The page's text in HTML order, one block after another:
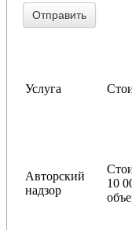
Услуга
Авторский
надзор
10